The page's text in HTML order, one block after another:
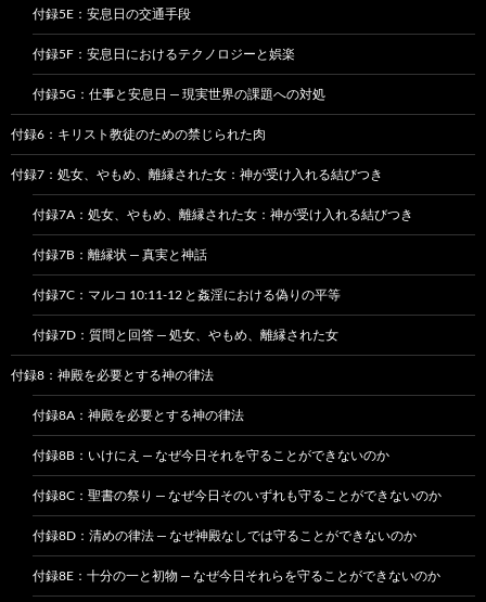
付録5E：安息日の交通手段
付録5F：安息日におけるテクノロジーと娯楽
付録5G：仕事と安息日 — 現実世界の課題への対処
付録6：キリスト教徒のための禁じられた肉
付録7：処女、やもめ、離縁された女：神が受け入れる結びつき
付録7A：処女、やもめ、離縁された女：神が受け入れる結びつき
付録7B：離縁状 — 真実と神話
付録7C：マルコ 10:11-12 と姦淫における偽りの平等
付録7D：質問と回答 — 処女、やもめ、離縁された女
付録8：神殿を必要とする神の律法
付録8A：神殿を必要とする神の律法
付録8B：いけにえ — なぜ今日それを守ることができないのか
付録8C：聖書の祭り — なぜ今日そのいずれも守ることができないのか
付録8D：清めの律法 — なぜ神殿なしでは守ることができないのか
付録8E：十分の一と初物 — なぜ今日それらを守ることができないのか